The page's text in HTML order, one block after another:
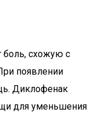
боль, схожую с
появлении
Диклофенак
для уменьшения